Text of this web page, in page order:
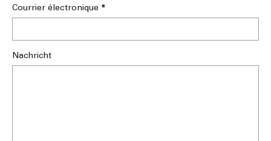
Courrier électronique *
Nachricht